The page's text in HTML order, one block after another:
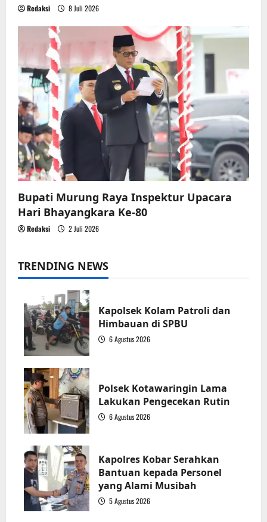
Redaksi 8 Juli 2026
Bupati Murung Raya Inspektur Upacara
Hari Bhayangkara Ke-80
Redaksi 2 Juli 2026
TRENDING NEWS
Kapolsek Kolam Patroli dan
Himbauan di SPBU
6 Agustus 2026
Polsek Kotawaringin Lama
Lakukan Pengecekan Rutin
6 Agustus 2026
Kapolres Kobar Serahkan
Bantuan kepada Personel
yang Alami Musibah
5 Agustus 2026